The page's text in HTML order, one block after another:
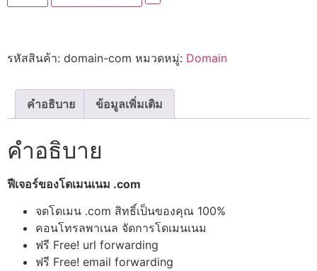
รหัสสินค้า: domain-com หมวดหมู่: Domain
คำอธิบาย ข้อมูลเพิ่มเติม
คำอธิบาย
ฟีเจอร์ของโดเมนเนม .com
จดโดเมน .com สิทธิ์เป็นของคุณ 100%
คอนโทรลพาเนล จัดการโดเมนเนม
ฟรี Free! url forwarding
ฟรี Free! email forwarding